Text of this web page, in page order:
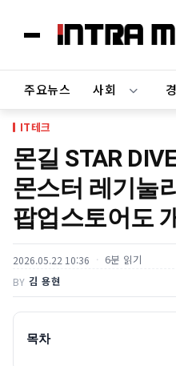
주요뉴스 사회
IT테크
몬길 STAR
몬스터 레기눌
팝업스토어도
2026.05.22 10:36 6분 읽기
BY 김 용현
목차